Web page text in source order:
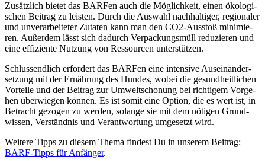
Zusätz­lich bie­tet das BAR­Fen auch die Mög­lich­keit, einen öko­lo­gi­
schen Bei­trag zu leis­ten. Durch die Aus­wahl nach­hal­ti­ger, regio­na­ler
und unver­ar­bei­te­ter Zuta­ten kann man den CO2-Aus­stoß mini­mie­
ren. Außer­dem lässt sich dadurch Ver­pa­ckungs­müll redu­zie­ren und
eine effi­zi­en­te Nut­zung von Res­sour­cen unter­stüt­zen.
Schluss­end­lich erfor­dert das BAR­Fen eine inten­si­ve Aus­ein­an­der­
set­zung mit der Ernäh­rung des Hun­des, wobei die gesund­heit­li­chen
Vor­tei­le und der Bei­trag zur Umwelt­scho­nung bei rich­ti­gem Vor­ge­
hen über­wie­gen kön­nen. Es ist somit eine Opti­on, die es wert ist, in
Betracht gezo­gen zu wer­den, solan­ge sie mit dem nöti­gen Grund­
wis­sen, Ver­ständ­nis und Ver­ant­wor­tung umge­setzt wird.
Wei­te­re Tipps zu die­sem The­ma fin­dest Du in unse­rem Bei­trag:
BARF-Tipps für Anfän­ger.